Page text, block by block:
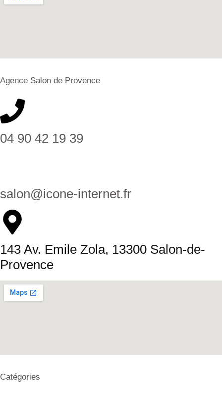
Agence Salon de Provence
04 90 42 19 39
salon@icone-internet.fr
143 Av. Emile Zola, 13300 Salon-de-
Provence
Catégories